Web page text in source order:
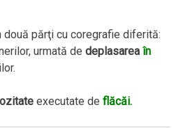
două părţi cu coregrafie diferită:
urmată dedeplasareaîn
executate deflăcăi.